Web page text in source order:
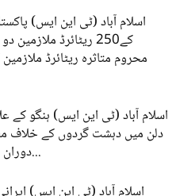
اسلام آباد (ٹی این ایس)
کے250 ریٹائرڈ
محروم متاثرہ ریٹائرڈ
اسلام آباد (ٹی این ایس) ہنگو کے
دلن میں دہشت گردوں کے خلاف
دوران پاک فوج کے افسر...